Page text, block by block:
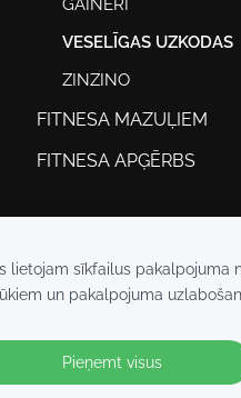
VESELĪGAS UZKODAS
ZINZINO
FITNESA MAZUĻIEM
FITNESA APĢĒRBS
lietojam sīkfailus pakalpojuma
un pakalpojuma
Pieņemt visus